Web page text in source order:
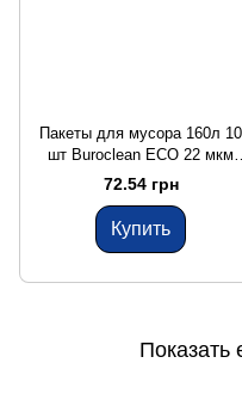
Пакеты для мусора 160л 10
шт Buroclean ECO 22 мкм
черные
72.54 грн
Купить
Показать